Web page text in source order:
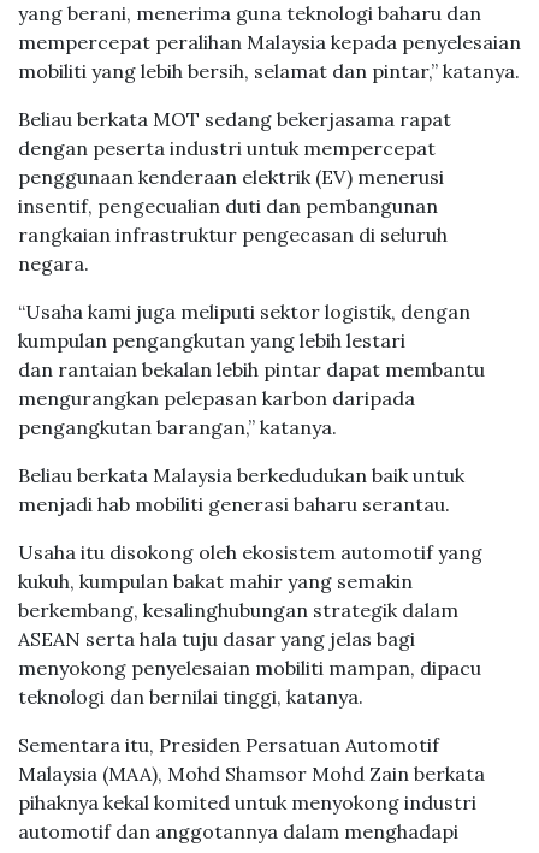
yang berani, menerima guna teknologi baharu dan
mempercepat peralihan Malaysia kepada penyelesaian
mobiliti yang lebih bersih, selamat dan pintar,” katanya.
Beliau berkata MOT sedang bekerjasama rapat
dengan peserta industri untuk mempercepat
penggunaan kenderaan elektrik (EV) menerusi
insentif, pengecualian duti dan pembangunan
rangkaian infrastruktur pengecasan di seluruh
negara.
“Usaha kami juga meliputi sektor logistik, dengan
kumpulan pengangkutan yang lebih lestari
dan rantaian bekalan lebih pintar dapat membantu
mengurangkan pelepasan karbon daripada
pengangkutan barangan,” katanya.
Beliau berkata Malaysia berkedudukan baik untuk
menjadi hab mobiliti generasi baharu serantau.
Usaha itu disokong oleh ekosistem automotif yang
kukuh, kumpulan bakat mahir yang semakin
berkembang, kesalinghubungan strategik dalam
ASEAN serta hala tuju dasar yang jelas bagi
menyokong penyelesaian mobiliti mampan, dipacu
teknologi dan bernilai tinggi, katanya.
Sementara itu, Presiden Persatuan Automotif
Malaysia (MAA), Mohd Shamsor Mohd Zain berkata
pihaknya kekal komited untuk menyokong industri
automotif dan anggotannya dalam menghadapi